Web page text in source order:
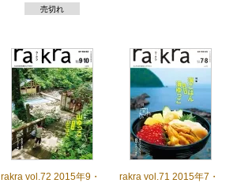
売切れ
rakra vol.72 2015年9・
rakra vol.71 2015年7・